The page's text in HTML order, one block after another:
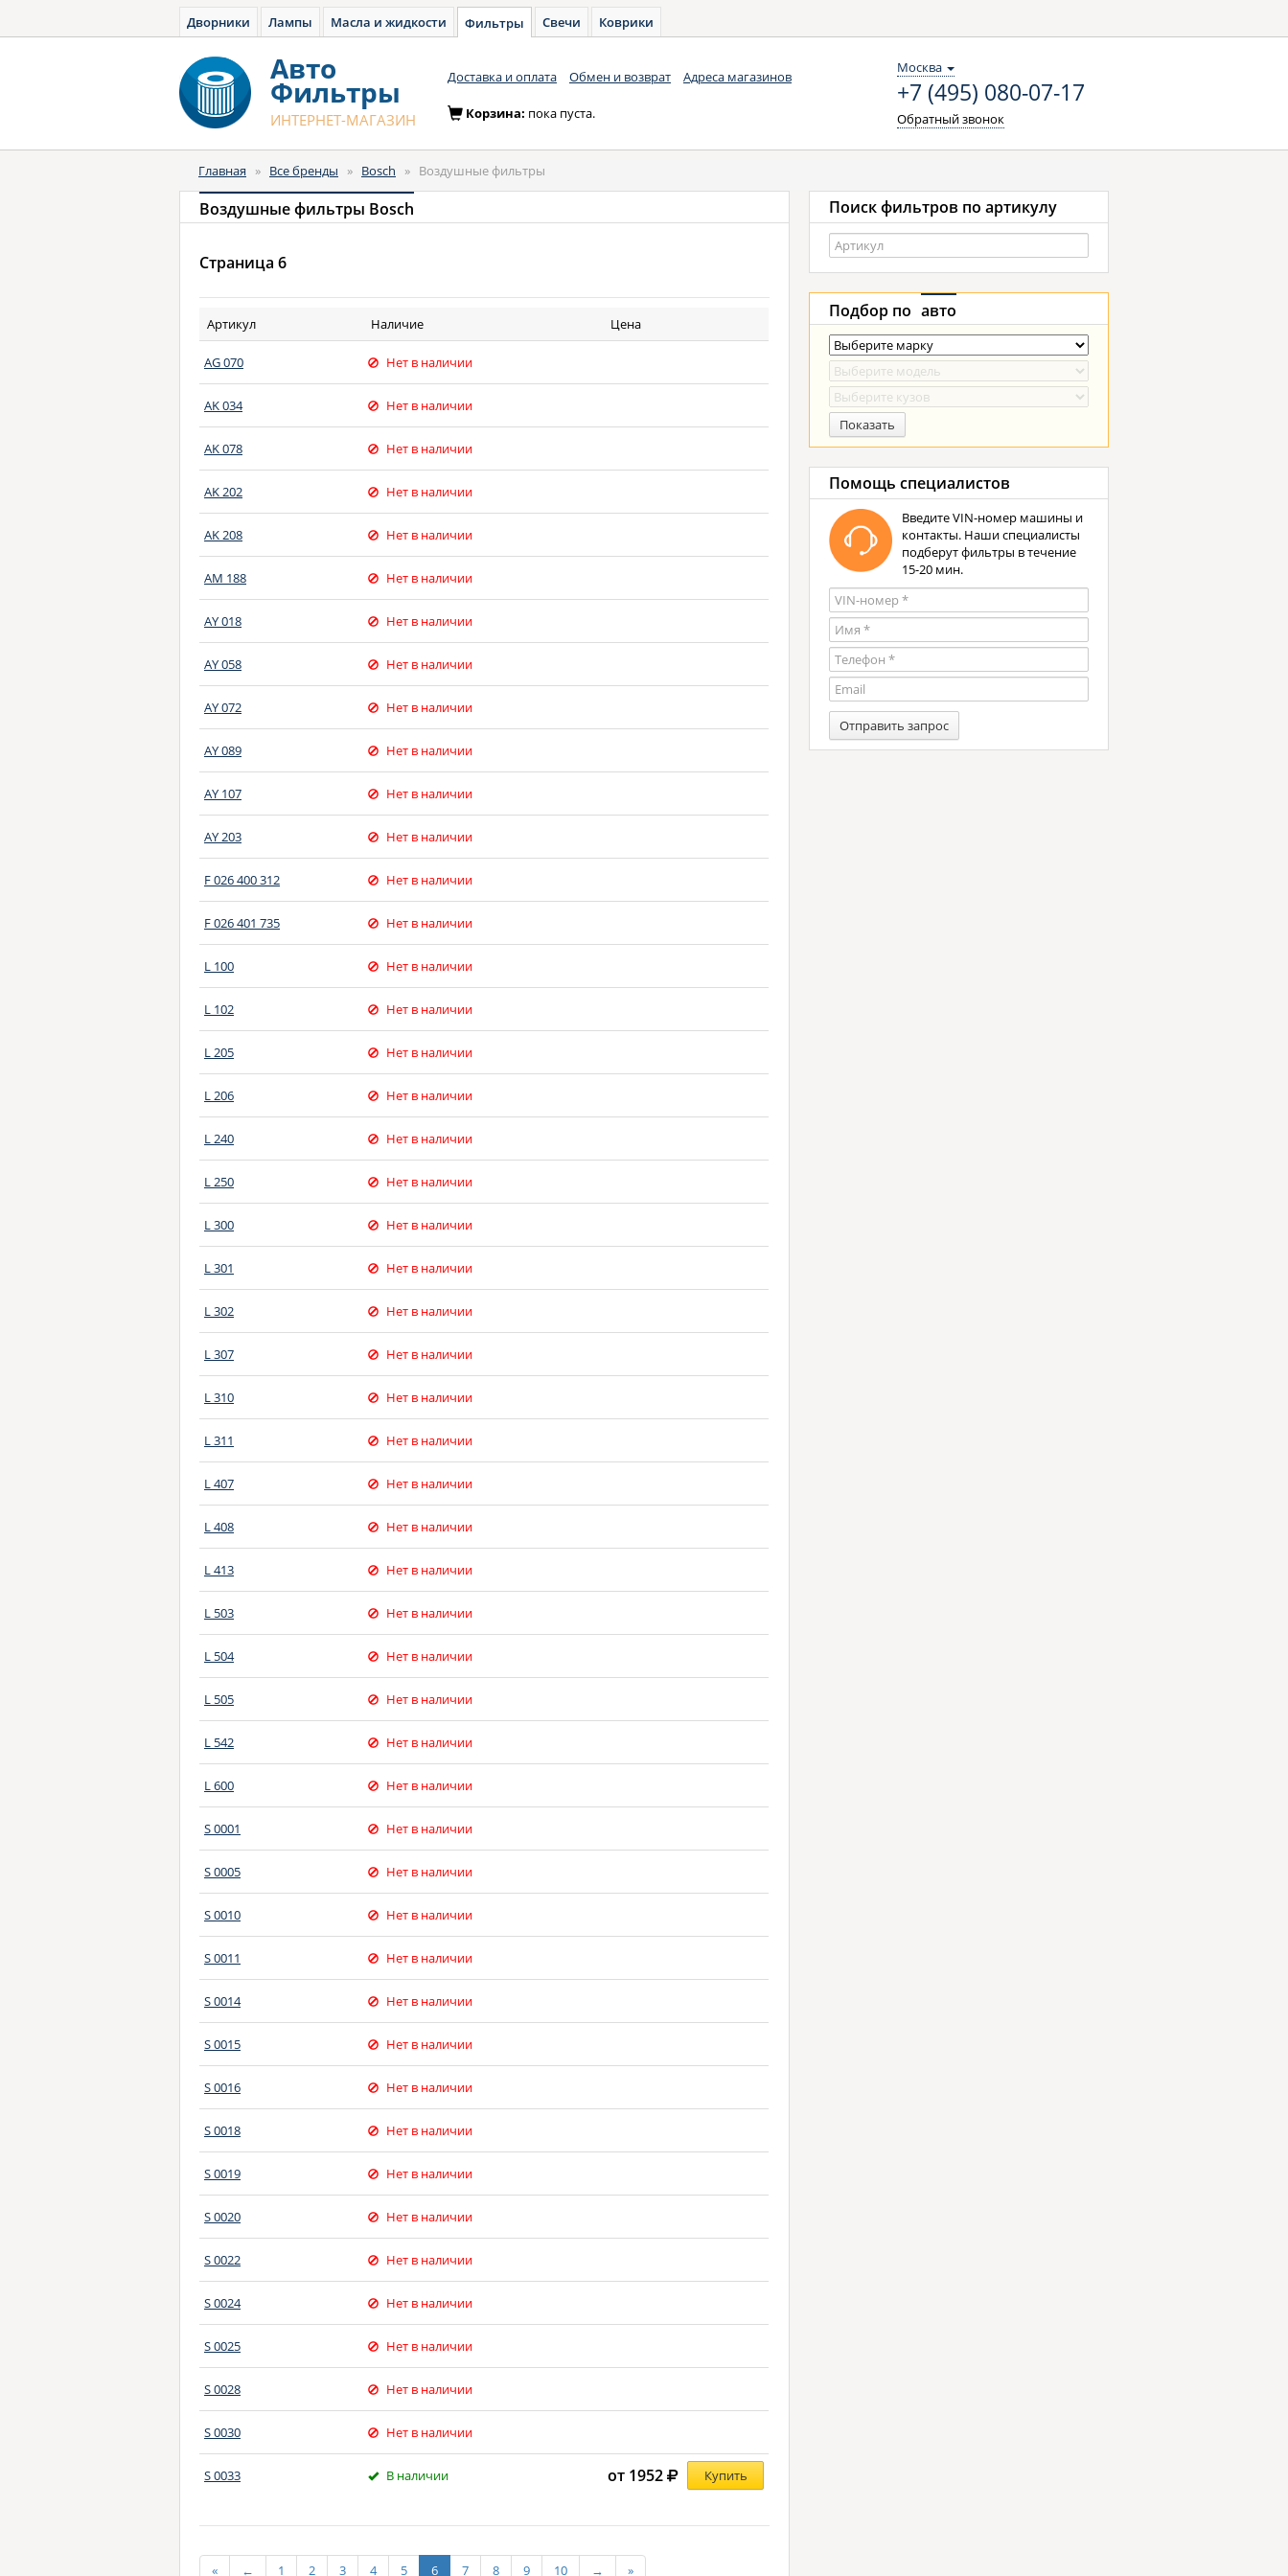
Дворники Лампы Масла и жидкости Фильтры Свечи Коврики
Авто
Фильтры
ИНТЕРНЕТ-МАГАЗИН
Доставка и оплата Обмен и возврат Адреса магазинов
Москва
+7 (495) 080-07-17
Обратный звонок
Корзина: пока пуста.
Главная » Все бренды » Bosch » Воздушные фильтры
Воздушные фильтры Bosch
Страница 6
Артикул Наличие Цена
AG 070 Нет в наличии
AK 034 Нет в наличии
AK 078 Нет в наличии
AK 202 Нет в наличии
AK 208 Нет в наличии
AM 188 Нет в наличии
AY 018 Нет в наличии
AY 058 Нет в наличии
AY 072 Нет в наличии
AY 089 Нет в наличии
AY 107 Нет в наличии
AY 203 Нет в наличии
F 026 400 312 Нет в наличии
F 026 401 735 Нет в наличии
L 100 Нет в наличии
L 102 Нет в наличии
L 205 Нет в наличии
L 206 Нет в наличии
L 240 Нет в наличии
L 250 Нет в наличии
L 300 Нет в наличии
L 301 Нет в наличии
L 302 Нет в наличии
L 307 Нет в наличии
L 310 Нет в наличии
L 311 Нет в наличии
L 407 Нет в наличии
L 408 Нет в наличии
L 413 Нет в наличии
L 503 Нет в наличии
L 504 Нет в наличии
L 505 Нет в наличии
L 542 Нет в наличии
L 600 Нет в наличии
S 0001 Нет в наличии
S 0005 Нет в наличии
S 0010 Нет в наличии
S 0011 Нет в наличии
S 0014 Нет в наличии
S 0015 Нет в наличии
S 0016 Нет в наличии
S 0018 Нет в наличии
S 0019 Нет в наличии
S 0020 Нет в наличии
S 0022 Нет в наличии
S 0024 Нет в наличии
S 0025 Нет в наличии
S 0028 Нет в наличии
S 0030 Нет в наличии
S 0033 В наличии от 1952 Купить
« ← 1 2 3 4 5 6 7 8 9 10 → »
Поиск фильтров по артикулу
Подбор по авто
Показать
Помощь специалистов
Введите VIN-номер машины и
контакты. Наши специалисты
подберут фильтры в течение
15-20 мин.
Отправить запрос